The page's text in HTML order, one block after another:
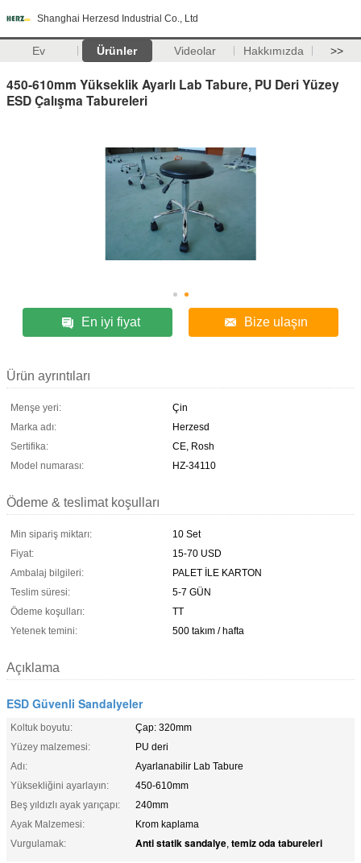
Shanghai Herzesd Industrial Co., Ltd
Ev Ürünler Videolar Hakkımızda >>
450-610mm Yükseklik Ayarlı Lab Tabure, PU Deri Yüzey
ESD Çalışma Tabureleri
En iyi fiyat Bize ulaşın
Ürün ayrıntıları
Menşe yeri:
Çin
Marka adı:
Herzesd
Sertifika:
CE, Rosh
Model numarası:
HZ-34110
Ödeme & teslimat koşulları
Min sipariş miktarı:
10 Set
Fiyat:
15-70 USD
Ambalaj bilgileri:
PALET İLE KARTON
Teslim süresi:
5-7 GÜN
Ödeme koşulları:
TT
Yetenek temini:
500 takım / hafta
Açıklama
ESD Güvenli Sandalyeler
Koltuk boyutu:
Çap: 320mm
Yüzey malzemesi:
PU deri
Adı:
Ayarlanabilir Lab Tabure
Yüksekliğini ayarlayın:
450-610mm
Beş yıldızlı ayak yarıçapı:
240mm
Ayak Malzemesi:
Krom kaplama
Vurgulamak:
Anti statik sandalye, temiz oda tabureleri